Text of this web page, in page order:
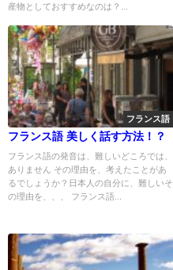
産物としておすすめなのは？...
フランス語
フランス語 美しく話す方法！？
フランス語の発音は、難しいどころでは、
ありません その理由を、考えたことがあ
るでしょうか？日本人の自分に、難しいそ
の理由を、、、 フランス語...